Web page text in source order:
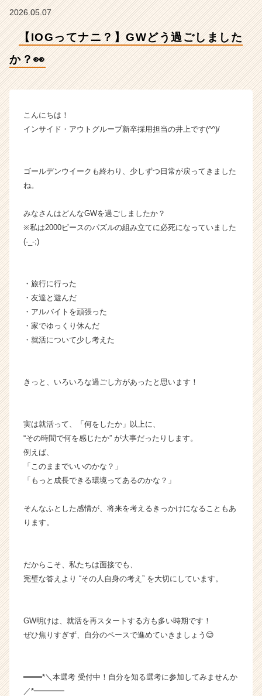
タ
イ
ン
ー・
業
か
届
く
就
ト
キ
ャ
ア
h
e
r
e
2026.05.07
【IOGってナニ？】GWどう過ごしました
か？👀
こんにちは！
インサイド・アウトグループ新卒採用担当の井上です(^^)/
ゴールデンウイークも終わり、少しずつ日常が戻ってきました
ね。
みなさんはどんなGWを過ごしましたか？
※私は2000ピースのパズルの組み立てに必死になっていました
(-_-;)
・旅行に行った
・友達と遊んだ
・アルバイトを頑張った
・家でゆっくり休んだ
・就活について少し考えた
きっと、いろいろな過ごし方があったと思います！
実は就活って、「何をしたか」以上に、
“その時間で何を感じたか” が大事だったりします。
例えば、
「このままでいいのかな？」
「もっと成長できる環境ってあるのかな？」
そんなふとした感情が、将来を考えるきっかけになることもあ
ります。
だからこそ、私たちは面接でも、
完璧な答えより “その人自身の考え” を大切にしています。
GW明けは、就活を再スタートする方も多い時期です！
ぜひ焦りすぎず、自分のペースで進めていきましょう😊
━━━━*＼本選考 受付中！自分を知る選考に参加してみませんか
／*━━━━